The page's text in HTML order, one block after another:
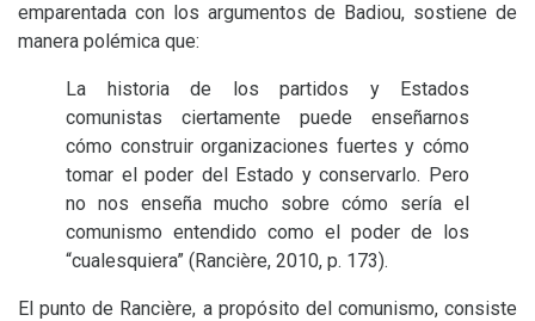
emparentada con los argumentos de Badiou, sostiene de
manera polémica que:
La historia de los partidos y Estados
comunistas ciertamente puede enseñarnos
cómo construir organizaciones fuertes y cómo
tomar el poder del Estado y conservarlo. Pero
no nos enseña mucho sobre cómo sería el
comunismo entendido como el poder de los
“cualesquiera” (Rancière, 2010, p. 173).
El punto de Rancière, a propósito del comunismo, consiste